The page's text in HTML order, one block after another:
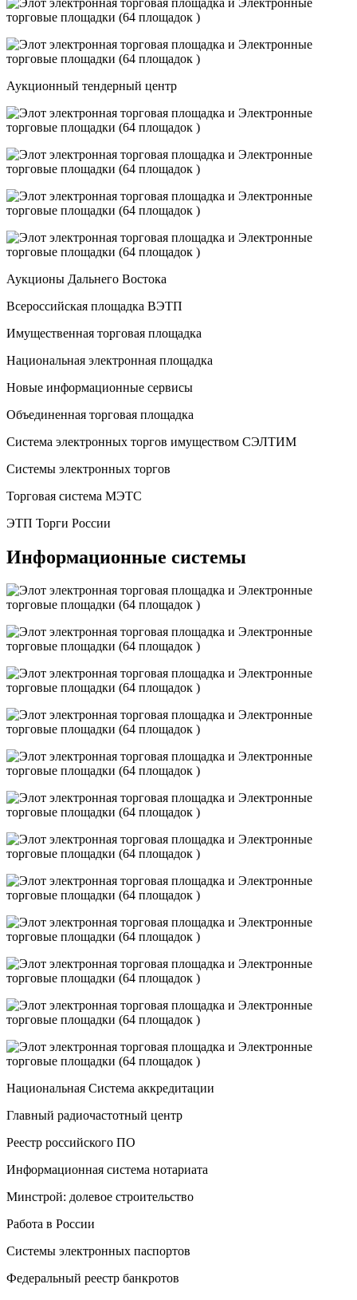
Аукционный тендерный центр
Аукционы Дальнего Востока
Всероссийская площадка ВЭТП
Имущественная торговая площадка
Национальная электронная площадка
Новые информационные сервисы
Объединенная торговая площадка
Система электронных торгов имуществом СЭЛТИМ
Системы электронных торгов
Торговая система МЭТС
ЭТП Торги России
Информационные системы
Национальная Система аккредитации
Главный радиочастотный центр
Реестр российского ПО
Информационная система нотариата
Минстрой: долевое строительство
Работа в России
Системы электронных паспортов
Федеральный реестр банкротов